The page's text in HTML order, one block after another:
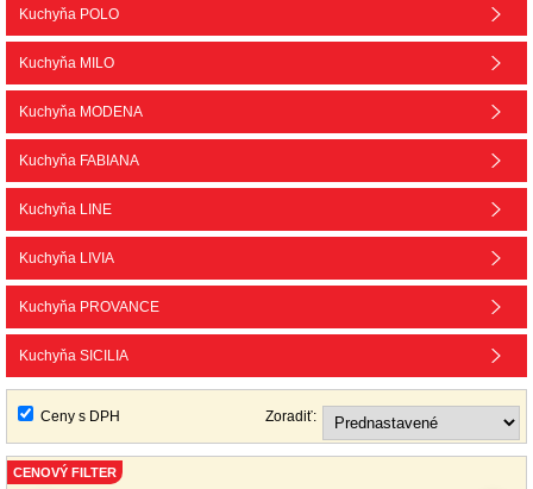
Kuchyňa POLO
Kuchyňa MILO
Kuchyňa MODENA
Kuchyňa FABIANA
Kuchyňa LINE
Kuchyňa LIVIA
Kuchyňa PROVANCE
Kuchyňa SICILIA
Ceny s DPH Zoradiť:
CENOVÝ FILTER